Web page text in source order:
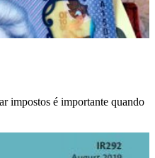
impostos é importante quando